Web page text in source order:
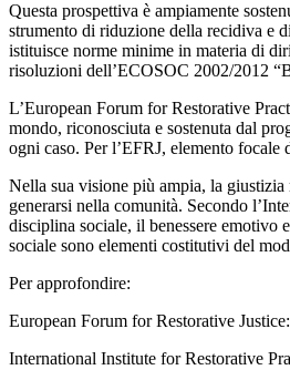
Questa prospettiva è ampiamente
strumento di riduzione della recidiva e
istituisce norme minime in materia di
risoluzioni dell’ECOSOC 2002/2012
L’European Forum for Restorative
mondo, riconosciuta e sostenuta dal
ogni caso. Per l’EFRJ, elemento
Nella sua visione più ampia, la
generarsi nella comunità. Secondo
disciplina sociale, il benessere emotivo
sociale sono elementi costitutivi del
Per approfondire:
European Forum for Restorative Justice:
International Institute for Restorative